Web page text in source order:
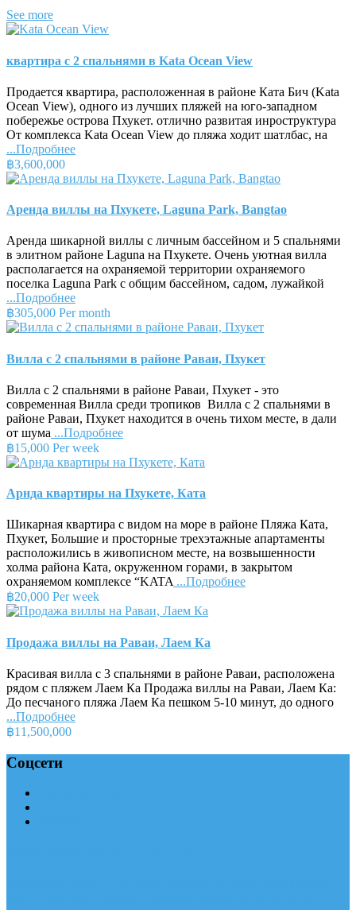
See more
квартира с 2 спальнями в Kata Ocean View
Продается квартира, расположенная в районе Ката Бич (Kata
Ocean View), одного из лучших пляжей на юго-западном
побережье острова Пхукет. отлично развитая инроструктура
От комплекса Kata Ocean View до пляжа ходит шатлбас, на
...Подробнее
฿3,600,000
Аренда виллы на Пхукете, Laguna Park, Bangtao
Аренда шикарной виллы с личным бассейном и 5 спальнями
в элитном районе Laguna на Пхукете. Очень уютная вилла
располагается на охраняемой территории охраняемого
поселка Laguna Park с общим бассейном, садом, лужайкой
...Подробнее
฿305,000 Per month
Вилла с 2 спальнями в районе Раваи, Пхукет
Вилла с 2 спальнями в районе Раваи, Пхукет - это
современная Вилла среди тропиков Вилла с 2 спальнями в
районе Раваи, Пхукет находится в очень тихом месте, в дали
от шума ...Подробнее
฿15,000 Per week
Арнда квартиры на Пхукете, Ката
Шикарная квартира с видом на море в районе Пляжа Ката,
Пхукет, Большие и просторные трехэтажные апартаменты
расположились в живописном месте, на возвышенности
холма района Ката, окруженном горами, в закрытом
охраняемом комплексе “KATA ...Подробнее
฿20,000 Per week
Продажа виллы на Раваи, Лаем Ка
Красивая вилла с 3 спальнями в районе Раваи, расположена
рядом с пляжем Лаем Ка Продажа виллы на Раваи, Лаем Ка:
До песчаного пляжа Лаем Ка пешком 5-10 минут, до одного
...Подробнее
฿11,500,000
Соцсети